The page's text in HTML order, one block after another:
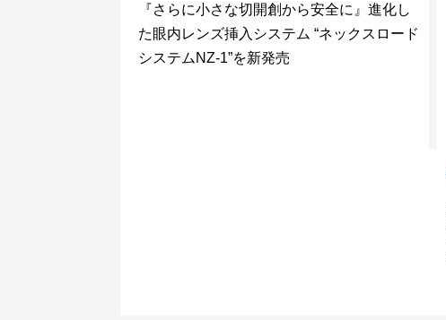
『さらに小さな切開創から安全に』進化し
た眼内レンズ挿入システム “ネックスロード
システムNZ-1”を新発売